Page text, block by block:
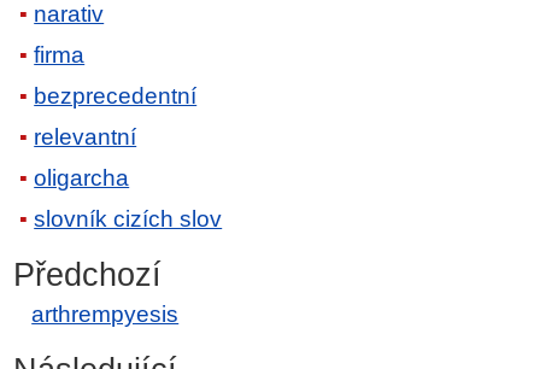
narativ
firma
bezprecedentní
relevantní
oligarcha
slovník cizích slov
Předchozí
arthrempyesis